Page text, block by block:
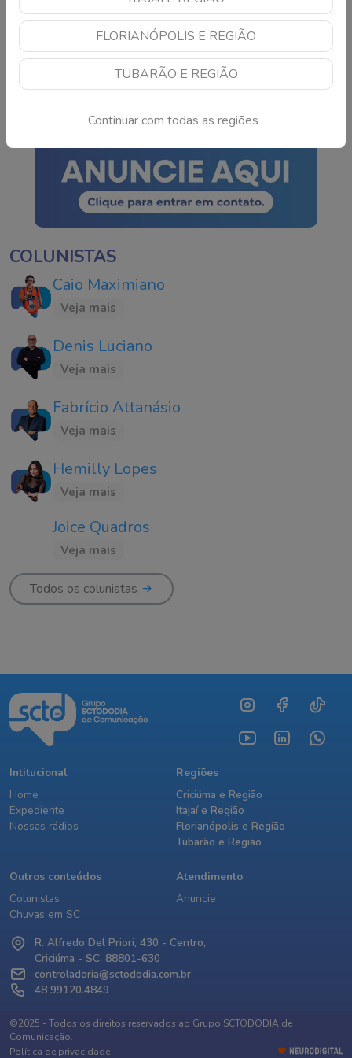
FLORIANÓPOLIS E REGIÃO
TUBARÃO E REGIÃO
Continuar com todas as regiões
TSE cria conselho para
monitorar IA e fake news
nas eleições de 2026
COLUNISTAS
Caio Maximiano
Veja mais
Denis Luciano
Veja mais
Fabrício Attanásio
Veja mais
Hemilly Lopes
Veja mais
Joice Quadros
Veja mais
Todos os colunistas
Intitucional
Home
Expediente
Nossas rádios
Regiões
Criciúma e Região
Itajaí e Região
Florianópolis e Região
Tubarão e Região
Outros conteúdos
Colunistas
Chuvas em SC
Atendimento
Anuncie
R. Alfredo Del Priori, 430 - Centro,
Criciúma - SC, 88801-630
controladoria@sctododia.com.br
48 99120.4849
©2025 - Todos os direitos reservados ao Grupo SCTODODIA de
Comunicação.
Política de privacidade